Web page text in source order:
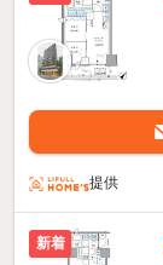
提供
新着